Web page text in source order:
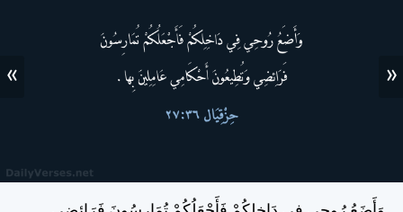
«
»